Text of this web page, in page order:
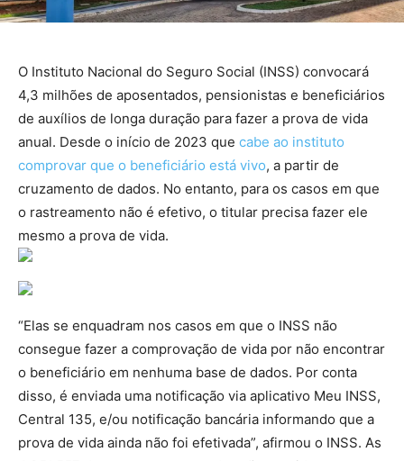
O Instituto Nacional do Seguro Social (INSS) convocará
4,3 milhões de aposentados, pensionistas e beneficiários
de auxílios de longa duração para fazer a prova de vida
anual. Desde o início de 2023 que cabe ao instituto
comprovar que o beneficiário está vivo, a partir de
cruzamento de dados. No entanto, para os casos em que
o rastreamento não é efetivo, o titular precisa fazer ele
mesmo a prova de vida.
“Elas se enquadram nos casos em que o INSS não
consegue fazer a comprovação de vida por não encontrar
o beneficiário em nenhuma base de dados. Por conta
disso, é enviada uma notificação via aplicativo Meu INSS,
Central 135, e/ou notificação bancária informando que a
prova de vida ainda não foi efetivada”, afirmou o INSS. As